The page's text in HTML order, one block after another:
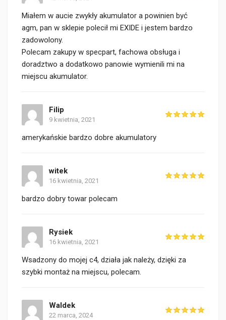
Miałem w aucie zwykły akumulator a powinien być
agm, pan w sklepie polecił mi EXIDE i jestem bardzo
zadowolony.
Polecam zakupy w specpart, fachowa obsługa i
doradztwo a dodatkowo panowie wymienili mi na
miejscu akumulator.
Filip
9 kwietnia, 2021
amerykańskie bardzo dobre akumulatory
witek
16 kwietnia, 2021
bardzo dobry towar polecam
Rysiek
16 kwietnia, 2021
Wsadzony do mojej c4, działa jak należy, dzięki za
szybki montaż na miejscu, polecam.
Waldek
22 marca, 2024